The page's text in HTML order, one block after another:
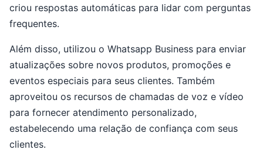
criou respostas automáticas para lidar com perguntas
frequentes.
Além disso, utilizou o Whatsapp Business para enviar
atualizações sobre novos produtos, promoções e
eventos especiais para seus clientes. Também
aproveitou os recursos de chamadas de voz e vídeo
para fornecer atendimento personalizado,
estabelecendo uma relação de confiança com seus
clientes.